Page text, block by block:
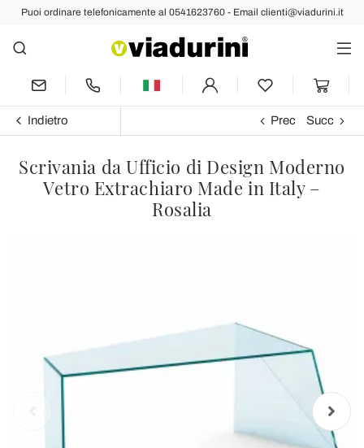
Puoi ordinare telefonicamente al 0541623760 - Email clienti@viadurini.it
Indietro Prec Succ
Scrivania da Ufficio di Design Moderno
Vetro Extrachiaro Made in Italy –
Rosalia